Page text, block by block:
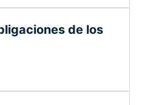
de los